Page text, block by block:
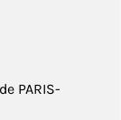
PARIS-